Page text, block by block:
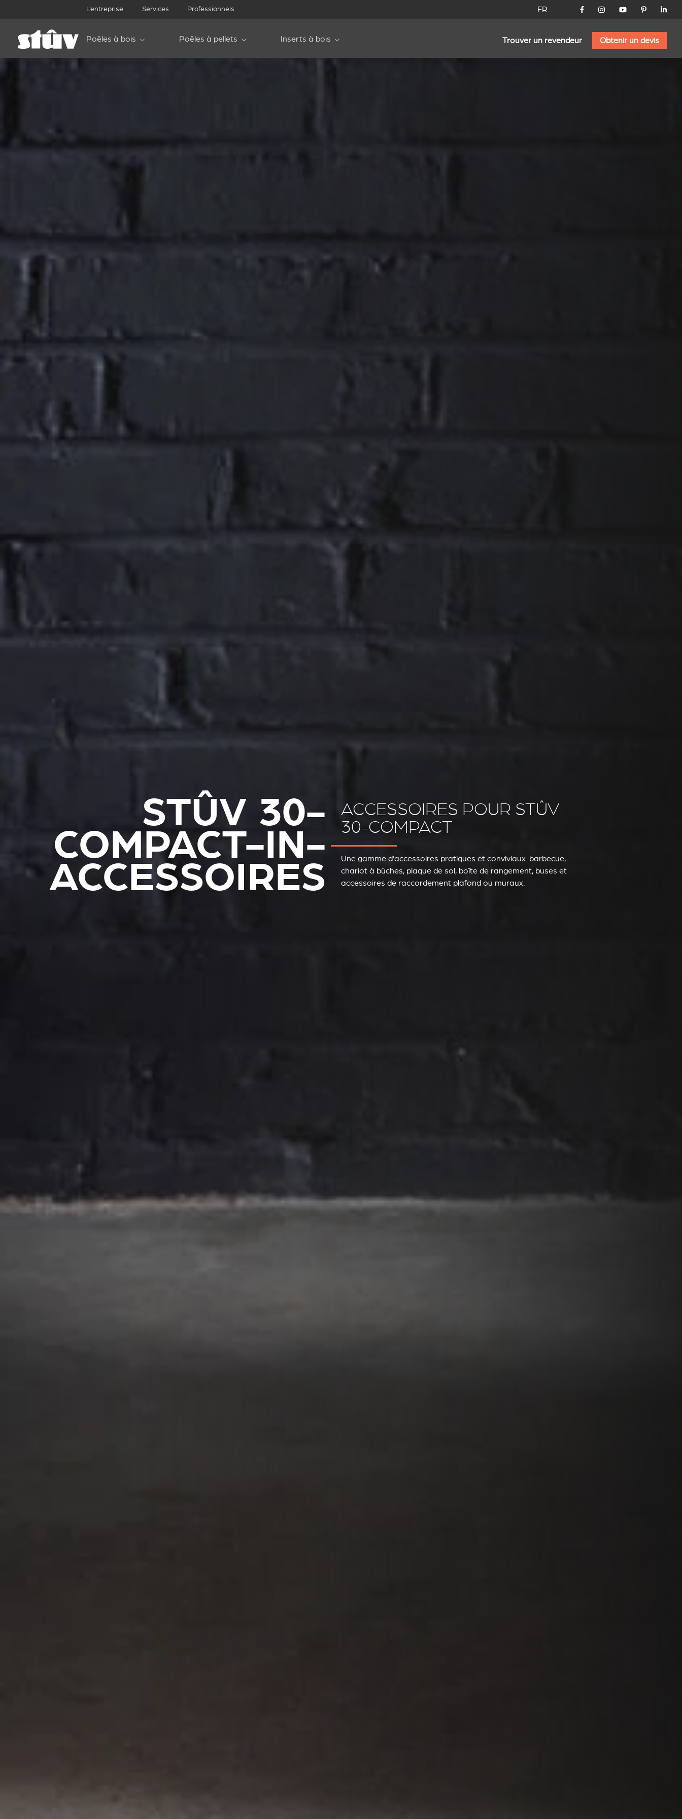
L’entreprise Services Professionnels FR
Poêles à bois Poêles à pellets Inserts à bois Trouver un revendeur Obtenir un devis
STÛV 30-
COMPACT-IN-
ACCESSOIRES
ACCESSOIRES POUR STÛV
30-COMPACT
Une gamme d'accessoires pratiques et conviviaux: barbecue,
chariot à bûches, plaque de sol, boîte de rangement, buses et
accessoires de raccordement plafond ou muraux.